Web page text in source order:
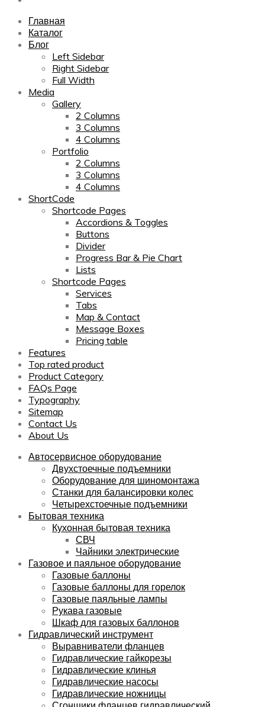
Главная
Каталог
Блог
Left Sidebar
Right Sidebar
Full Width
Media
Gallery
2 Columns
3 Columns
4 Columns
Portfolio
2 Columns
3 Columns
4 Columns
ShortCode
Shortcode Pages
Accordions & Toggles
Buttons
Divider
Progress Bar & Pie Chart
Lists
Shortcode Pages
Services
Tabs
Map & Contact
Message Boxes
Pricing table
Features
Top rated product
Product Category
FAQs Page
Typography
Sitemap
Contact Us
About Us
Автосервисное оборудование
Двухстоечные подъемники
Оборудование для шиномонтажа
Станки для балансировки колес
Четырехстоечные подъемники
Бытовая техника
Кухонная бытовая техника
СВЧ
Чайники электрические
Газовое и паяльное оборудование
Газовые баллоны
Газовые баллоны для горелок
Газовые паяльные лампы
Рукава газовые
Шкаф для газовых баллонов
Гидравлический инструмент
Выравниватели фланцев
Гидравлические гайкорезы
Гидравлические клинья
Гидравлические насосы
Гидравлические ножницы